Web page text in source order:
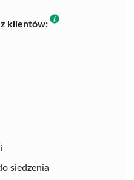
klientów:
siedzenia